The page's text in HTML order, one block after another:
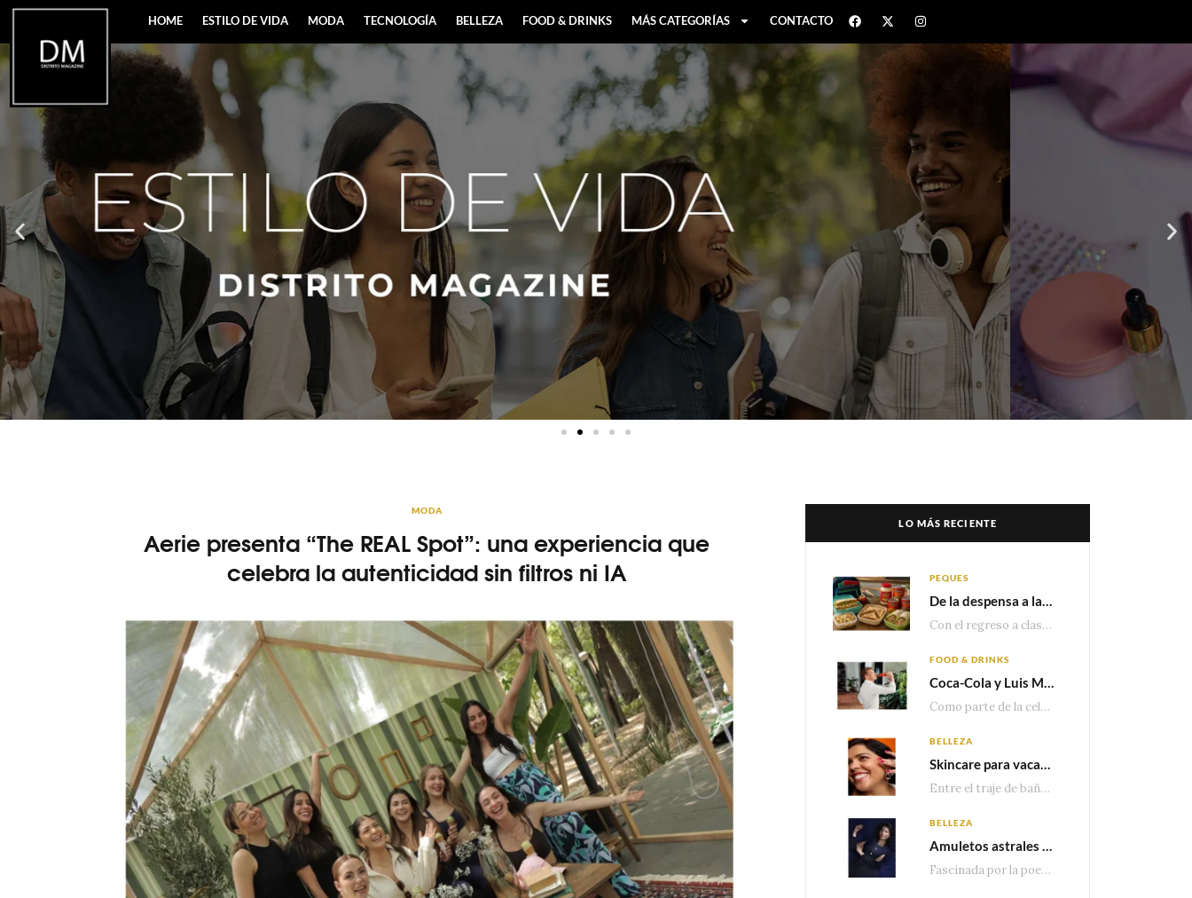
HOME ESTILO DE VIDA MODA TECNOLOGÍA BELLEZA FOOD & DRINKS MÁS CATEGORÍAS CONTACTO
MODA
Aerie presenta “The REAL Spot”: una experiencia que
celebra la autenticidad sin filtros ni IA
LO MÁS RECIENTE
PEQUES
De la despensa a la lonchera: ideas rápidas para el regreso a clases
Con el regreso a clases cada vez más cerca, las familias comienzan a reorganizar horarios,…
FOOD & DRINKS
Coca-Cola y Luis Miguel estrenan el comercial que celebra 100 años de historia junto a México
Como parte de la celebración por sus primeros 100 años enMéxico, Coca-Cola presenta hoy el…
BELLEZA
Skincare para vacaciones: Los do’s and dont’s para cuidar tu piel
Entre el traje de baño, las sandalias, los lentes de sol y los looks que…
BELLEZA
Amuletos astrales y la icónica colección Zodiaque de Van Cleef & Arpels
Fascinada por la poesía de las estrellas, la Maison Van Cleef & Arpels celebra la llegada de las…